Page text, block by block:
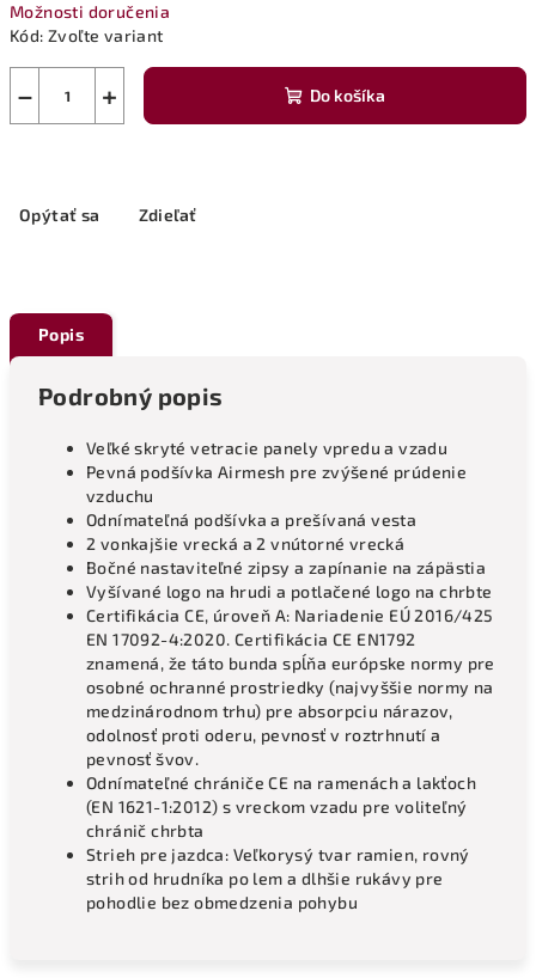
Možnosti doručenia
Kód: Zvoľte variant
+
− Do košíka
Opýtať sa Zdieľať
Popis
Podrobný popis
Veľké skryté vetracie panely vpredu a vzadu
Pevná podšívka Airmesh pre zvýšené prúdenie
vzduchu
Odnímateľná podšívka a prešívaná vesta
2 vonkajšie vrecká a 2 vnútorné vrecká
Bočné nastaviteľné zipsy a zapínanie na zápästia
Vyšívané logo na hrudi a potlačené logo na chrbte
Certifikácia CE, úroveň A: Nariadenie EÚ 2016/425
EN 17092-4:2020. Certifikácia CE EN1792
znamená, že táto bunda spĺňa európske normy pre
osobné ochranné prostriedky (najvyššie normy na
medzinárodnom trhu) pre absorpciu nárazov,
odolnosť proti oderu, pevnosť v roztrhnutí a
pevnosť švov.
Odnímateľné chrániče CE na ramenách a lakťoch
(EN 1621-1:2012) s vreckom vzadu pre voliteľný
chránič chrbta
Strieh pre jazdca: Veľkorysý tvar ramien, rovný
strih od hrudníka po lem a dlhšie rukávy pre
pohodlie bez obmedzenia pohybu